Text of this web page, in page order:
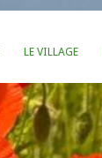
LE VILLAGE